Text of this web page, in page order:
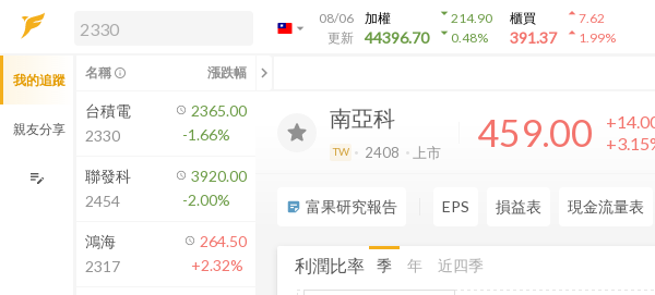
arrow_drop_down
08/06
更新
加權
44396.70
arrow_drop_down214.90
arrow_drop_down0.48%
櫃買
391.37
arrow_drop_up7.62
arrow_drop_up1.99%
解鎖即時行情及進階功能
方案」，即可解鎖以下功能：
即時行情
即時市況與排行
成交金額熱力圖
前往方案訂閱
如何綁定合作券商
南亞科
TW 2408 上市 459.00
sticky_note_2 富果研究報告 EPS 損益表 現金流量表
利潤比率 季 年 近四季
我的追蹤
親友分享
edit_note
名稱 info_outline 漲跌幅 chevron_left
台積電
2330
2365.00
-1.66%
聯發科
2454
3920.00
-2.00%
鴻海
2317
264.50
+2.32%